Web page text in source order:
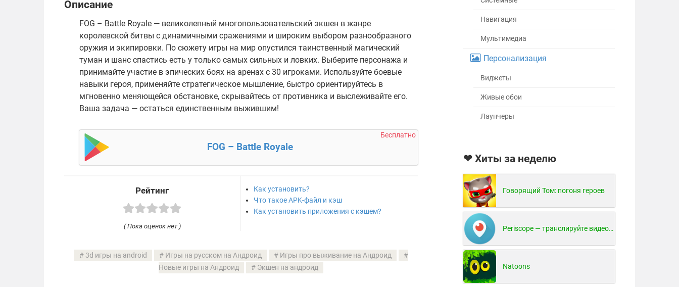
Описание
FOG – Battle Royale — великолепный многопользовательский экшен в жанре
королевской битвы с динамичными сражениями и широким выбором разнообразного
оружия и экипировки. По сюжету игры на мир опустился таинственный магический
туман и шанс спастись есть у только самых сильных и ловких. Выберите персонажа и
принимайте участие в эпических боях на аренах с 30 игроками. Используйте боевые
навыки героя, применяйте стратегическое мышление, быстро ориентируйтесь в
мгновенно меняющейся обстановке, скрывайтесь от противника и выслеживайте его.
Ваша задача — остаться единственным выжившим!
Бесплатно
FOG – Battle Royale
Рейтинг
( Пока оценок нет )
Как установить?
Что такое APK-файл и кэш
Как установить приложения с кэшем?
3d игры на android Игры на русском на Андроид
Игры про выживание на Андроид
Новые игры на Андроид
Экшен на андроид
Навигация
Мультимедиа
Персонализация
Виджеты
Живые обои
Лаунчеры
❤ Хиты за неделю
Говорящий Том: погоня героев
Periscope — транслируйте видео в реальном времени!
Natoons